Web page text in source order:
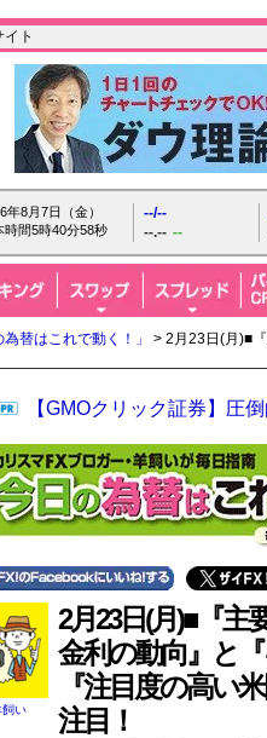
ト
年8月7日（金）
時間5時40分59秒
--/--
--.-- --
替はこれで動く！」
> 2月23日(月)■
【GMOクリック証券】圧
飼い
2月23日(月)■『主
金利の動向』と
『注目度の高い
注目！